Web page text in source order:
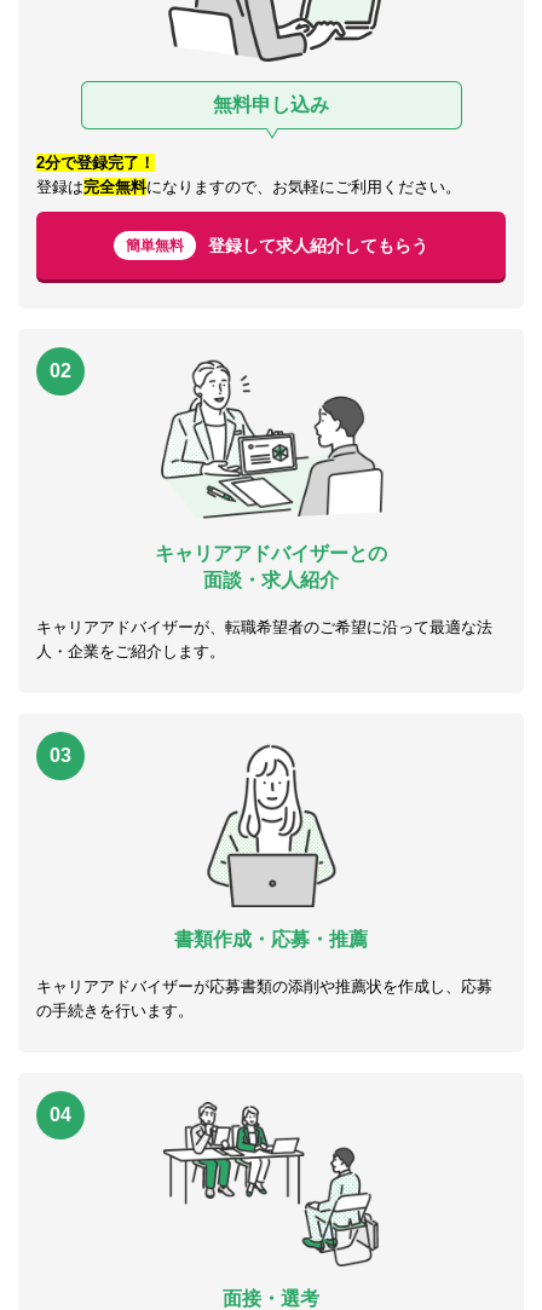
無料申し込み
2分で登録完了！
登録は完全無料になりますので、お気軽にご利用ください。
簡単無料 登録して求人紹介してもらう
02
キャリアアドバイザーとの
面談・求人紹介
キャリアアドバイザーが、転職希望者のご希望に沿って最適な法
人・企業をご紹介します。
03
書類作成・応募・推薦
キャリアアドバイザーが応募書類の添削や推薦状を作成し、応募
の手続きを行います。
04
面接・選考